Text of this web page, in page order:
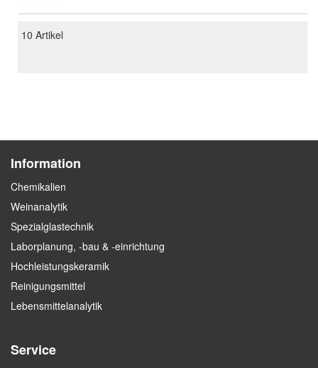
10 Artikel
Information
Chemikalien
Weinanalytik
Spezialglastechnik
Laborplanung, -bau & -einrichtung
Hochleistungskeramik
Reinigungsmittel
Lebensmittelanalytik
Service